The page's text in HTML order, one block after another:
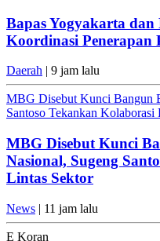
Bapas Yogyakarta dan
Koordinasi Penerapan
Daerah | 9 jam lalu
MBG Disebut Kunci Bangun
Santoso Tekankan Kolaborasi
MBG Disebut Kunci
Nasional, Sugeng
Lintas Sektor
News | 11 jam lalu
E Koran